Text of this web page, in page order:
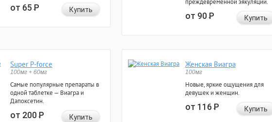
от 65Р Купить
преждевременной эякуляции.
от 90Р Купить
Super P-force
100мг + 60мг
Самые популярные препараты в
одной таблетке — Виагра и
Дапоксетин.
от 200Р Купить
Женская Виагра
100мг
Новые, яркие ощущения для
девушек и женщин.
от 116Р Купить